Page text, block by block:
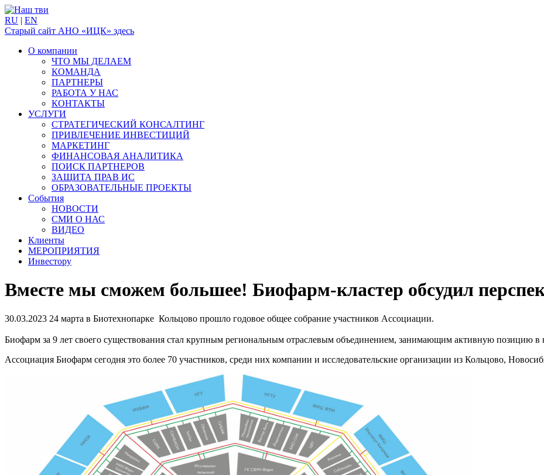
RU | EN
Старый сайт АНО «ИЦК» здесь
О компании
ЧТО МЫ ДЕЛАЕМ
КОМАНДА
ПАРТНЕРЫ
РАБОТА У НАС
КОНТАКТЫ
УСЛУГИ
СТРАТЕГИЧЕСКИЙ КОНСАЛТИНГ
ПРИВЛЕЧЕНИЕ ИНВЕСТИЦИЙ
МАРКЕТИНГ
ФИНАНСОВАЯ АНАЛИТИКА
ПОИСК ПАРТНЕРОВ
ЗАЩИТА ПРАВ ИС
ОБРАЗОВАТЕЛЬНЫЕ ПРОЕКТЫ
События
НОВОСТИ
СМИ О НАС
ВИДЕО
Клиенты
МЕРОПРИЯТИЯ
Инвестору
Вместе мы сможем большее! Биофарм-кластер обсудил
30.03.2023 24 марта в Биотехнопарке Кольцово прошло годовое общее собрание участников Ассоциации.
Биофарм за 9 лет своего существования стал крупным региональным отраслевым объединением, занимающим активную позицию в
Ассоциация Биофарм сегодня это более 70 участников, среди них компании и исследовательские организации из Кольцово,